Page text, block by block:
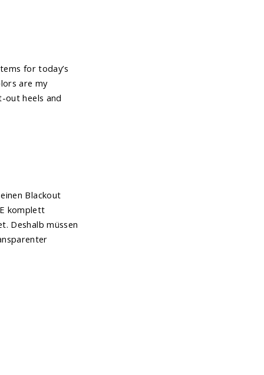
for today’s
are my
out heels and
Blackout
komplett
Deshalb müssen